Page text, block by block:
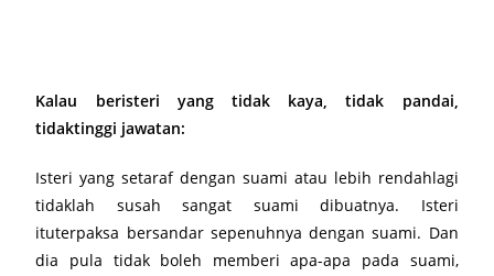
Kalau beristeri yang tidak kaya, tidak pandai,
tidaktinggi jawatan:
Isteri yang setaraf dengan suami atau lebih rendahlagi
tidaklah susah sangat suami dibuatnya. Isteri
ituterpaksa bersandar sepenuhnya dengan suami. Dan
dia pula tidak boleh memberi apa-apa pada suami,